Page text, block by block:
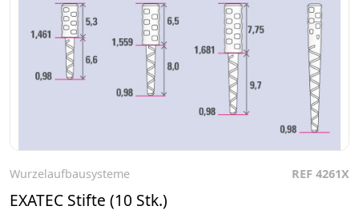
Wurzelaufbausysteme REF 4261X
EXATEC Stifte (10 Stk.)